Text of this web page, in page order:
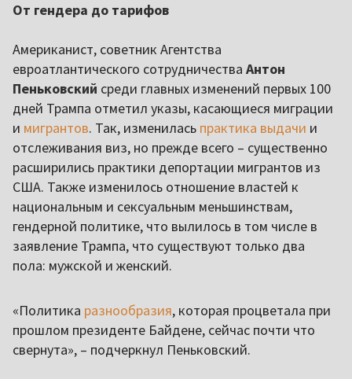
От гендера до тарифов
Американист, советник Агентства
евроатлантического сотрудничества Антон
Пеньковский среди главных изменений первых 100
дней Трампа отметил указы, касающиеся миграции
и мигрантов. Так, изменилась практика выдачи и
отслеживания виз, но прежде всего – существенно
расширились практики депортации мигрантов из
США. Также изменилось отношение властей к
национальным и сексуальным меньшинствам,
гендерной политике, что вылилось в том числе в
заявление Трампа, что существуют только два
пола: мужской и женский.
«Политика разнообразия, которая процветала при
прошлом президенте Байдене, сейчас почти что
свернута», – подчеркнул Пеньковский.